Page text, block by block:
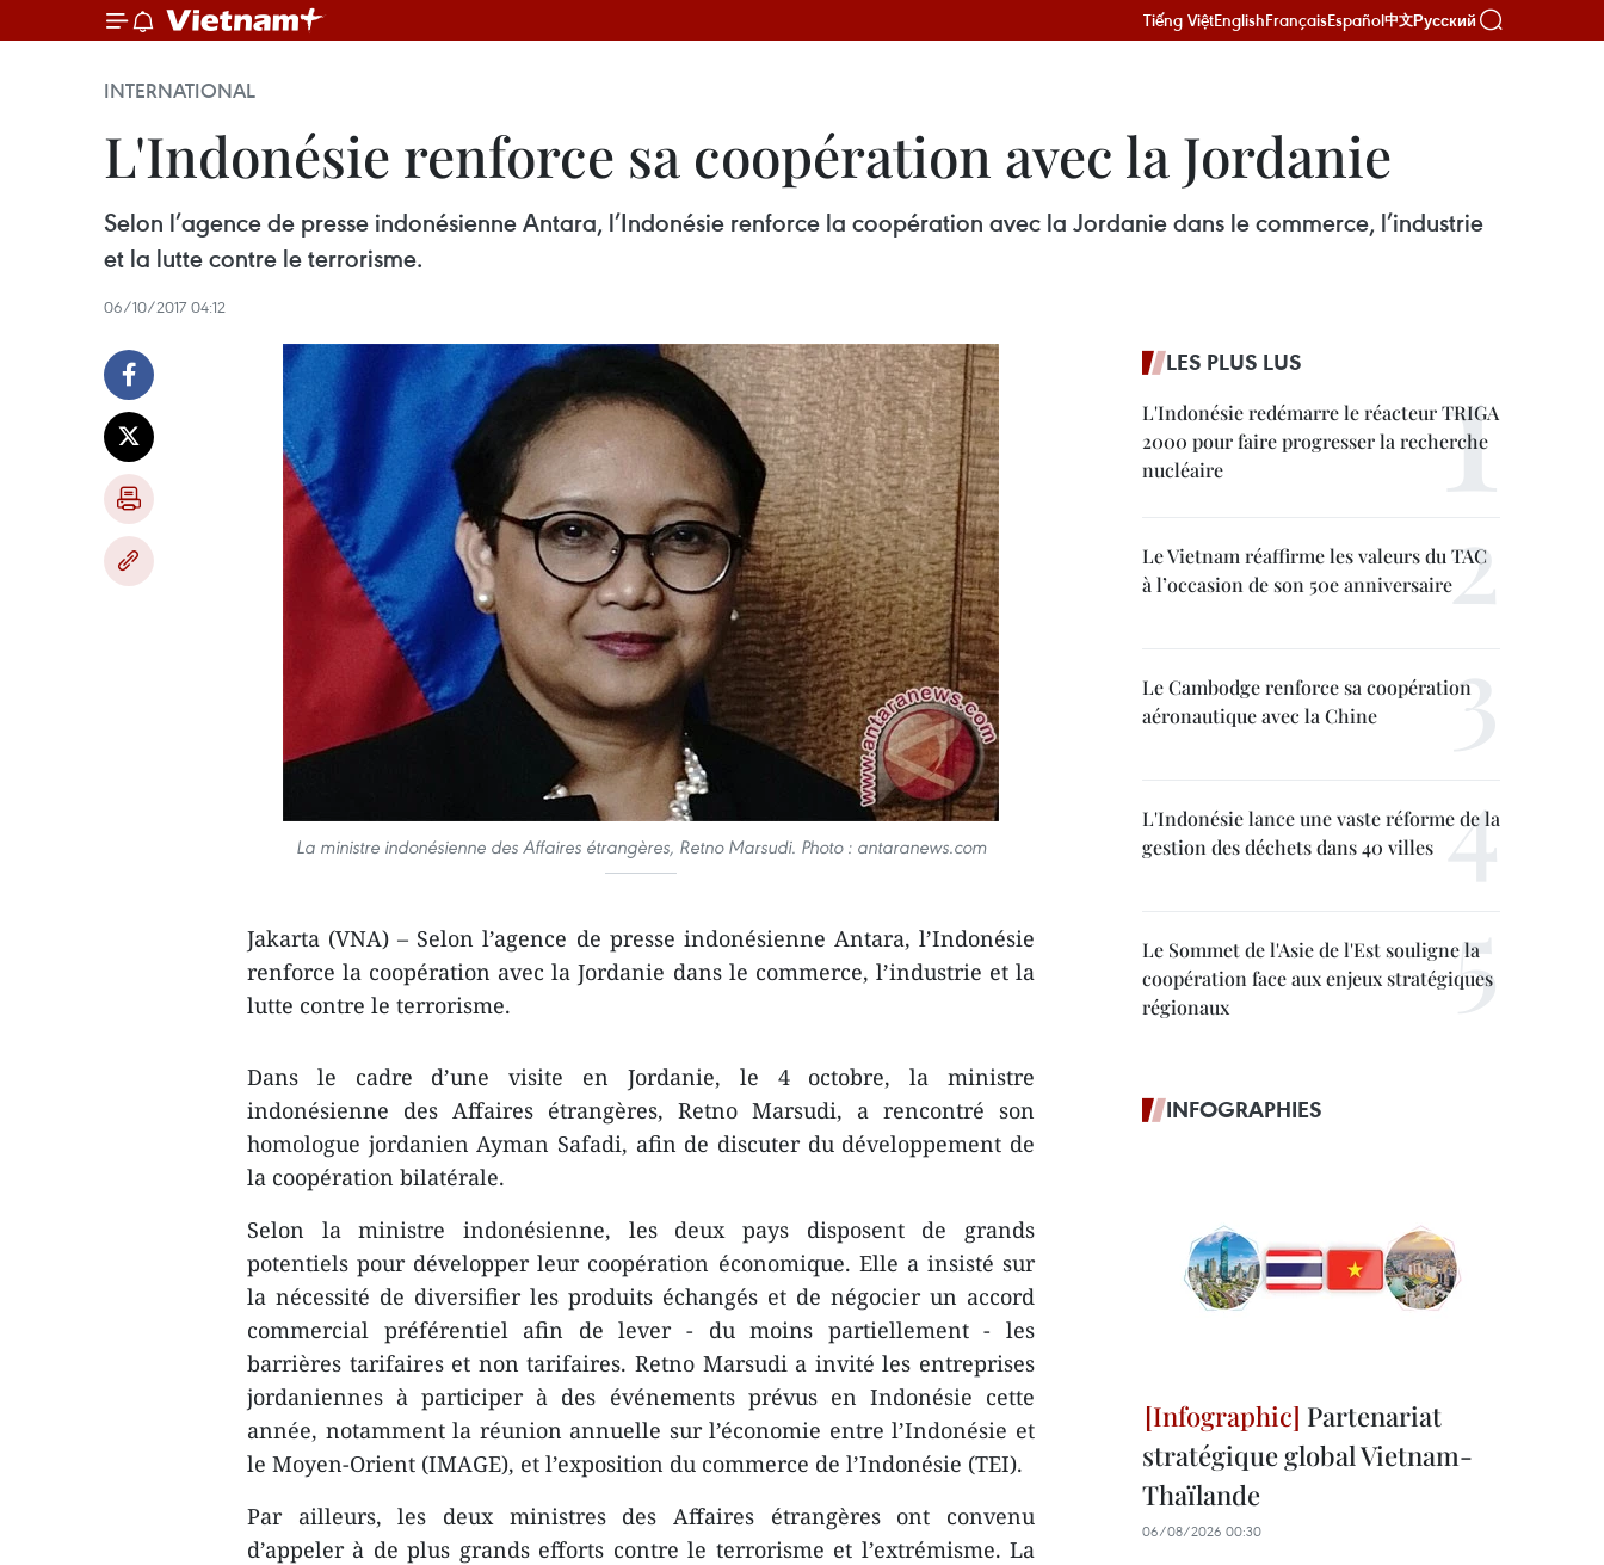
Tiếng ViệtEnglishFrançaisEspañol中文Русский
INTERNATIONAL
L'Indonésie renforce sa coopération avec la Jordanie
Selon l’agence de presse indonésienne Antara, l’Indonésie renforce la coopération avec la Jordanie dans le commerce, l’industrie
et la lutte contre le terrorisme.
06/10/2017 04:12
La ministre indonésienne des Affaires étrangères, Retno Marsudi. Photo : antaranews.com
Jakarta (VNA) – Selon l’agence de presse indonésienne Antara, l’Indonésie
renforce la coopération avec la Jordanie dans le commerce, l’industrie et la
lutte contre le terrorisme.
Dans le cadre d’une visite en Jordanie, le 4 octobre, la ministre
indonésienne des Affaires étrangères, Retno Marsudi, a rencontré son
homologue jordanien Ayman Safadi, afin de discuter du développement de
la coopération bilatérale.
Selon la ministre indonésienne, les deux pays disposent de grands
potentiels pour développer leur coopération économique. Elle a insisté sur
la nécessité de diversifier les produits échangés et de négocier un accord
commercial préférentiel afin de lever - du moins partiellement - les
barrières tarifaires et non tarifaires. Retno Marsudi a invité les entreprises
jordaniennes à participer à des événements prévus en Indonésie cette
année, notamment la réunion annuelle sur l’économie entre l’Indonésie et
le Moyen-Orient (IMAGE), et l’exposition du commerce de l’Indonésie (TEI).
Par ailleurs, les deux ministres des Affaires étrangères ont convenu
d’appeler à de plus grands efforts contre le terrorisme et l’extrémisme. La
LES PLUS LUS
L'Indonésie redémarre le réacteur TRIGA
2000 pour faire progresser la recherche
nucléaire
Le Vietnam réaffirme les valeurs du TAC
à l’occasion de son 50e anniversaire
Le Cambodge renforce sa coopération
aéronautique avec la Chine
L'Indonésie lance une vaste réforme de la
gestion des déchets dans 40 villes
Le Sommet de l'Asie de l'Est souligne la
coopération face aux enjeux stratégiques
régionaux
INFOGRAPHIES
Partenariat
stratégique global Vietnam-
Thaïlande
06/08/2026 00:30